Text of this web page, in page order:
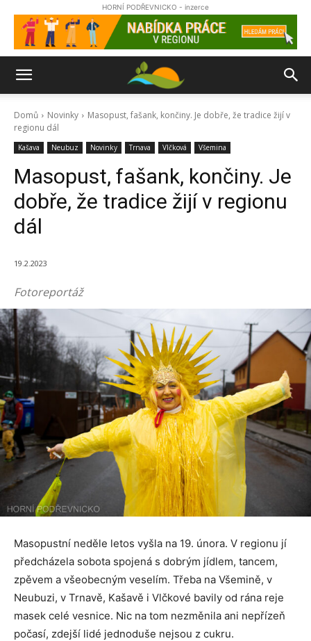
HORNÍ PODŘEVNICKO - inzerce
Domů Novinky
Masopust, fašank, končiny. Je dobře, že tradice žijí v
regionu dál
Kašava Neubuz Novinky Trnava Vlčková Všemina
Masopust, fašank, končiny. Je
dobře, že tradice žijí v regionu
dál
19.2.2023
Fotoreportáž
Masopustní neděle letos vyšla na 19. února. V regionu jí
předcházela sobota spojená s dobrým jídlem, tancem,
zpěvem a všeobecným veselím. Třeba na Všemině, v
Neubuzi, v Trnavě, Kašavě i Vlčkové bavily od rána reje
masek celé vesnice. Nic na tom nezměnila ani nepřízeň
počasí, zdejší lidé jednoduše nejsou z cukru.